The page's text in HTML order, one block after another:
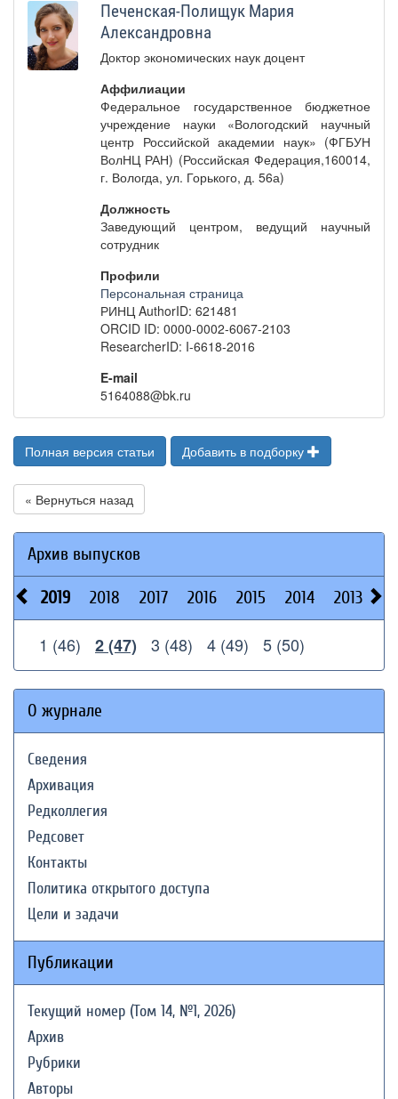
Печенская-Полищук Мария
Александровна
Доктор экономических наук доцент
Аффилиации
Федеральное государственное бюджетное
учреждение науки «Вологодский научный
центр Российской академии наук» (ФГБУН
ВолНЦ РАН) (Российская Федерация,160014,
г. Вологда, ул. Горького, д. 56а)
Должность
Заведующий центром, ведущий научный
сотрудник
Профили
Персональная страница
РИНЦ AuthorID: 621481
ORCID ID: 0000-0002-6067-2103
ResearcherID: I-6618-2016
E-mail
5164088@bk.ru
Полная версия статьи Добавить в подборку
« Вернуться назад
Архив выпусков
2019 2018 2017 2016 2015 2014 2013
1 (46) 2 (47) 3 (48) 4 (49) 5 (50)
О журнале
Сведения
Архивация
Редколлегия
Редсовет
Контакты
Политика открытого доступа
Цели и задачи
Публикации
Текущий номер (Том 14, №1, 2026)
Архив
Рубрики
Авторы